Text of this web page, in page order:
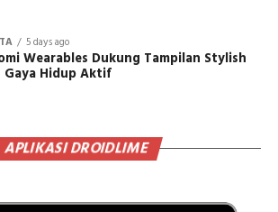
5 days ago
Wearables Dukung Tampilan Stylish
Gaya Hidup Aktif
APLIKASI DROIDLIME